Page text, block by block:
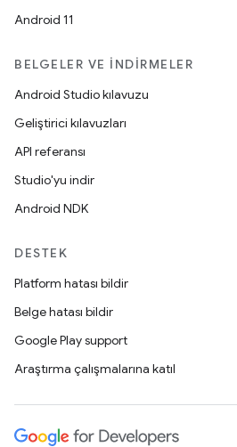
Android 11
BELGELER VE İNDIRMELER
Android Studio kılavuzu
Geliştirici kılavuzları
API referansı
Studio'yu indir
Android NDK
DESTEK
Platform hatası bildir
Belge hatası bildir
Google Play support
Araştırma çalışmalarına katıl